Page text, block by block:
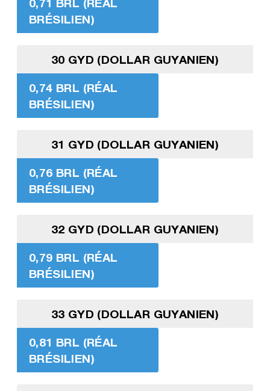
BRÉSILIEN)
30 GYD (DOLLAR GUYANIEN)
0,74 BRL (RÉAL
BRÉSILIEN)
31 GYD (DOLLAR GUYANIEN)
0,76 BRL (RÉAL
BRÉSILIEN)
32 GYD (DOLLAR GUYANIEN)
0,79 BRL (RÉAL
BRÉSILIEN)
33 GYD (DOLLAR GUYANIEN)
0,81 BRL (RÉAL
BRÉSILIEN)